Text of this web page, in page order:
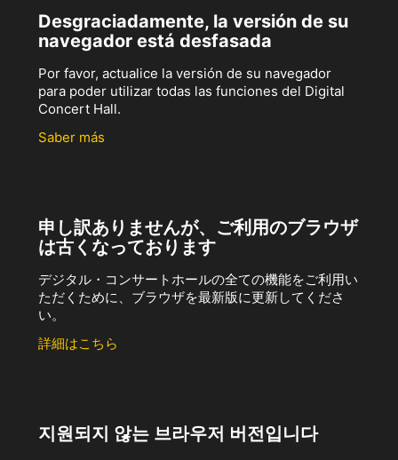
Desgraciadamente, la versión de su
navegador está desfasada
Por favor, actualice la versión de su navegador
para poder utilizar todas las funciones del Digital
Concert Hall.
Saber más
申し訳ありませんが、ご利用のブラウザ
は古くなっております
デジタル・コンサートホールの全ての機能をご利用い
ただくために、ブラウザを最新版に更新してくださ
い。
詳細はこちら
지원되지 않는 브라우저 버전입니다